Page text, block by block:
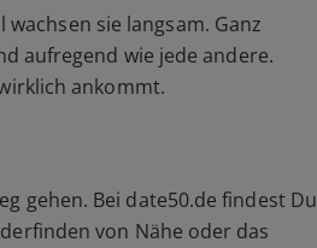
sie langsam. Ganz
aufregend wie jede andere.
ankommt.
gehen. Bei date50.de findest Du
von Nähe oder das